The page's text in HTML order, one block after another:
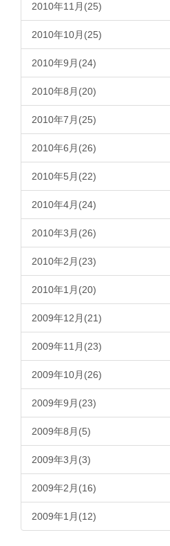
2010年11月(25)
2010年10月(25)
2010年9月(24)
2010年8月(20)
2010年7月(25)
2010年6月(26)
2010年5月(22)
2010年4月(24)
2010年3月(26)
2010年2月(23)
2010年1月(20)
2009年12月(21)
2009年11月(23)
2009年10月(26)
2009年9月(23)
2009年8月(5)
2009年3月(3)
2009年2月(16)
2009年1月(12)